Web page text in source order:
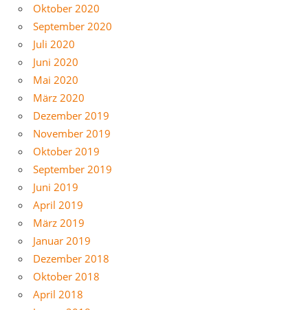
Oktober 2020
September 2020
Juli 2020
Juni 2020
Mai 2020
März 2020
Dezember 2019
November 2019
Oktober 2019
September 2019
Juni 2019
April 2019
März 2019
Januar 2019
Dezember 2018
Oktober 2018
April 2018